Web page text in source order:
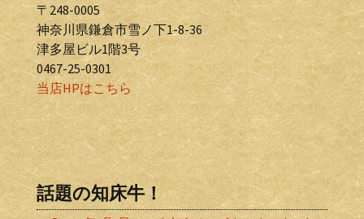
〒248-0005
神奈川県鎌倉市雪ノ下1-8-36
津多屋ビル1階3号
0467-25-0301
当店HPはこちら
話題の知床牛！